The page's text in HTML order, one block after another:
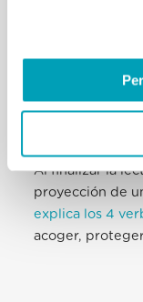
ha realizado en
Dominicana), el
Mons. Ghaleb
Baggio titulado
y los Pactos
Al finalizar la
proyección de
explica los 4
acoger,